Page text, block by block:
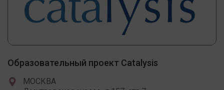
Образовательный проект Catalysis
МОСКВА